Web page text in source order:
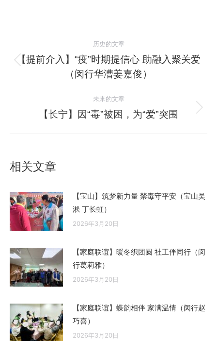
章
历史的文章
历
史
章：
【提前介入】“疫”时期提信心 助融入聚关爱
（闵行华漕姜嘉俊）
未来的文章
未
【长宁】因“毒”被困，为“爱”突围
相关文章
【宝山】筑梦新力量 禁毒守平安（宝山吴
淞 丁长虹）
2026年3月20日
【家庭联谊】暖冬织团圆 社工伴同行（闵
行葛莉雅）
2026年3月20日
【家庭联谊】蝶韵相伴 家满温情（闵行赵
巧喜）
2026年3月20日